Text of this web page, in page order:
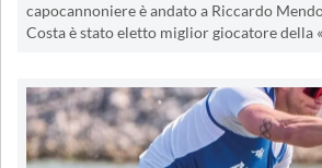
capocannoniere è andato a Riccardo
Costa è stato eletto miglior giocatore della